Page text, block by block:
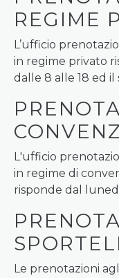
REGIME
L’ufficio
in regime privato
dalle 8 alle 18 ed il
L'ufficio
in regime di
risponde dal
Le prenotazioni